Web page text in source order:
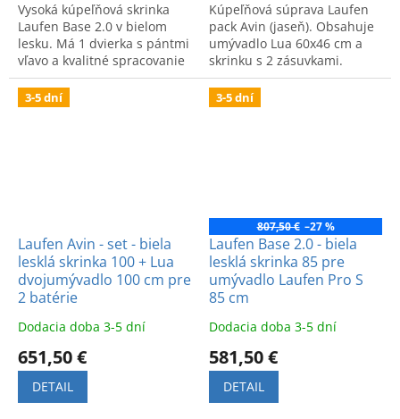
Vysoká kúpeľňová skrinka
Laufen Base 2.0 v bielom
lesku. Má 1 dvierka s pántmi
vľavo a kvalitné spracovanie
v modernom dizajne.
Kúpeľňová súprava Laufen
pack Avin (jaseň). Obsahuje
umývadlo Lua 60x46 cm a
skrinku s 2 zásuvkami.
Moderný dizajn a praktický
úložný priestor.
3-5 dní
Laufen Avin - set - biela
lesklá skrinka 100 + Lua
dvojumývadlo 100 cm pre
2 batérie
Dodacia doba 3-5 dní
651,50 €
DETAIL
3-5 dní
807,50 € –27 %
Laufen Base 2.0 - biela
lesklá skrinka 85 pre
umývadlo Laufen Pro S
85 cm
Dodacia doba 3-5 dní
581,50 €
DETAIL